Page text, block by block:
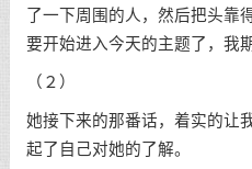
了一下周围的人，然后把头靠
要开始进入今天的主题了，
（２）
她接下来的那番话，着实的让
起了自己对她的了解。